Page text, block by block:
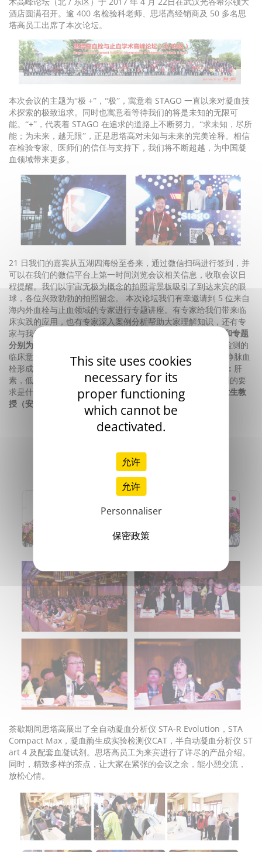
术高峰论坛（北
东区）于 年 月
日在武汉光谷希尔顿大
酒店圆满召开。逾 400 名检验科老师、思塔高经销商及 50 多名思
塔高员工出席了本次论坛。
本次会议的主题为“极 +”，“极”，寓意着 STAGO 一直以来对凝血技
术探索的极致追求。同时也寓意着等待我们的将是未知的无限可
能。“+”，代表着 STAGO 在追求的道路上不断努力。“求未知，尽所
能；为未来，越无限”，正是思塔高对未知与未来的完美诠释。相信
在检验专家、医师们的信任与支持下，我们将不断超越，为中国凝
血领域带来更多。
21 日我们的嘉宾从五湖四海纷至沓来，通过微信扫码进行签到，并
可以在我们的微信平台上第一时间浏览会议相关信息，收取会议日
程提醒。我们以宇宙无极为概念的拍照背景板吸引了到达来宾的眼
球，各位兴致勃勃的拍照留念。
本次论坛我们有幸邀请到 5 位来自
海内外血栓与止血领域的专家进行专题讲座。有专家给我们带来临
床实践的应用，也有专家深入案例分析帮助大家理解知识，还有专
家与我们分享先进前沿的新知识新探索。
本次论坛的演讲者和专题
分别为：
内源凝血途径异常检测的
临床意义
Prof.Pierre.Morange 教授（法国地中海大学）：
静脉血
栓形成的遗传学
Prof.Sophie.Susen教授（法国里尔大学）： 肝
素，低分子量肝素，直接口服抗凝药物：对
Anti-Xa
活性检测的要
求是什么？
李健教授（解放军总医院）：抗凝血、抗
吴竞生教
授（安徽省立医院）：
抗磷脂抗体与抗磷脂综合征
茶歇期间思塔高展出了全自动凝血分析仪 STA-R Evolution ， STA
Compact Max ，凝血酶生成实验检测仪CAT ，半自动凝血分析仪 ST
art 4 及配套血凝试剂。思塔高员工为来宾进行了详尽的产品介绍。
同时，精致多样的茶点，让大家在紧张的会议之余，能小憩交流，
放松心情。
This site uses cookies
necessary for its
proper functioning
which cannot be
deactivated.
允许
允许
Personnaliser
保密政策